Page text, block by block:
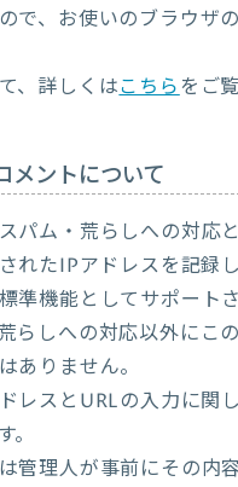
で、お使いのブラウザ
、詳しくはこちら をご
メントについて
パム・荒らしへの対応
れたIPアドレスを記録し
準機能としてサポート
らしへの対応以外にこ
ありません。
レスとURLの入力に関
管理人が事前にその内容